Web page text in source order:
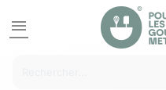
menu